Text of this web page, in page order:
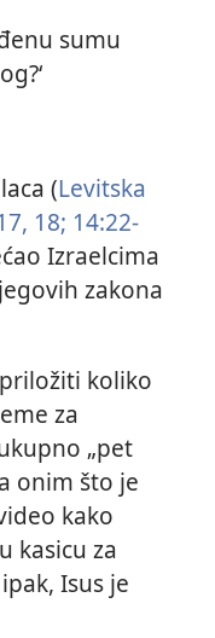
sumu
(Levitska
18; 14:22-
Izraelcima
zakona
koliko
za
„pet
onim što je
kako
kasicu za
Isus je